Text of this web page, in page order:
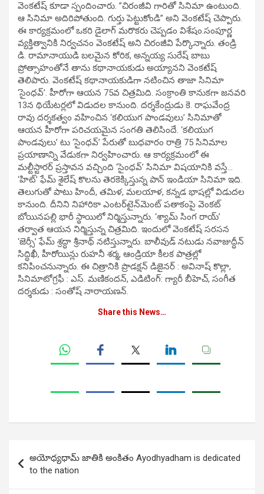
వెంకటేష్ కూడా స్పందించారు. ”చిరంజీవి గారితో సినిమా ఉంటుంది.
ఆ సినిమా అదిరిపోతుంది. గుర్తు పెట్టుకోండి” అని వెంకటేష్ చెప్పారు.
ఈ కార్యక్రమంలో ఒకరి డైలాగ్ మరొకరు చెప్పడం విశేషం.సంపూర్ణ
వ్యక్తిత్వానికి నిర్వచనం వెంకటేష్ అని చిరంజీవి పేర్కొన్నారు. తండ్రి
డి. రామానాయుడి బలమైన కోరిక, అన్నయ్య సురేష్ బాబు
ప్రోత్సాహంతోనే తాను కథానాయకుడు అయ్యానని వెంకటేష్
తెలిపారు. వెంకటేష్ కథానాయకుడిగా నటించిన తాజా సినిమా
‘సైంధవ్’. హీరోగా ఆయన 75వ చిత్రమిది. సంక్రాంతి కానుకగా జనవరి
13న థియేటర్లలో విడుదల కానుంది. దర్శకేంద్రుడు కె. రాఘవేంద్ర
రావు దర్శకత్వం వహించిన ‘కలియుగ పాండవులు’ సినిమాతో
ఆయన హీరోగా పరిచయమైన సంగతి తెలిసిందే. ‘కలియుగ
పాండవులు’ టు ‘సైంధవ్’ పేరుతో బుధవారం రాత్రి 75 సినిమాల
ప్రయాణాన్ని వేడుకగా నిర్వహించారు. ఆ కార్యక్రమంలో ఈ
మల్టీస్టారర్ ప్రస్తావన వచ్చింది ‘సైంధవ్’ సినిమా విషయానికి వస్తే…
‘హిట్’ ఫేమ్ శైలేష్ కొలను తెరకెక్కిస్తున్న పాన్ ఇండియా సినిమా ఇది.
తెలుగుతో పాటు హిందీ, తమిళ, మలయాళ, కన్నడ భాషల్లో విడుదల
కానుంది. దీనిని నిహారికా ఎంటర్‌టైన్‌మెంట్ పతాకంపై వెంకట్
బోయినపల్లి భారీ స్థాయిలో నిర్మిస్తున్నారు. ‘శ్యామ్ సింగ రాయ్’
తర్వాత ఆయన నిర్మిస్తున్న చిత్రమిది. ఇందులో వెంకటేష్ సరసన
‘జెర్సీ’ ఫేమ్ శ్రద్ధా శ్రీనాథ్ నటిస్తున్నారు. బాలీవుడ్ నటుడు నవాజుద్ధీన్
సిద్ధిఖీ, హీరోయిన్లు రుహనీ శర్మ, ఆండ్రియా కీలక పాత్రల్లో
కనిపించనున్నారు. ఈ చిత్రానికి ప్రొడక్షన్ డిజైనర్ : అవినాష్ కొల్లా,
సినిమాటోగ్రఫీ : ఎస్. మణికందన్, ఎడిటింగ్: గ్యారీ బీహెచ్, సంగీత
దర్శకుడు : సంతోష్ నారాయణన్.
Share this News…
navigation
అయోధ్యధామ్ జాతికి అంకితం Ayodhyadham is dedicated
to the nation